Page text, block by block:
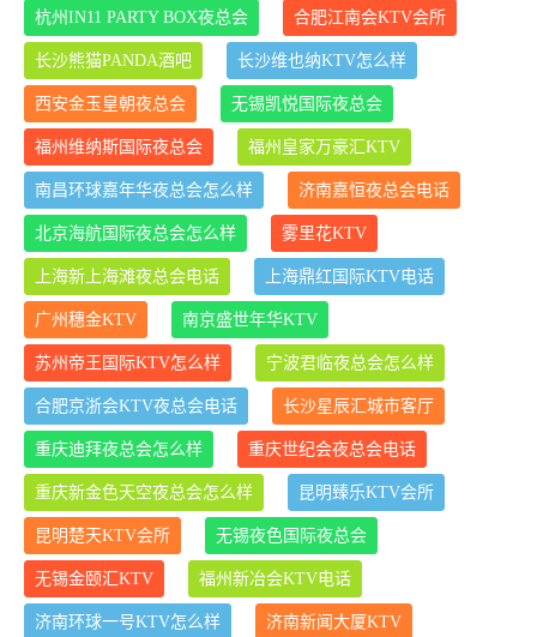
杭州IN11 PARTY BOX夜总会 合肥江南会KTV会所
长沙熊猫PANDA酒吧 长沙维也纳KTV怎么样
西安金玉皇朝夜总会 无锡凯悦国际夜总会
福州维纳斯国际夜总会 福州皇家万豪汇KTV
南昌环球嘉年华夜总会怎么样 济南嘉恒夜总会电话
北京海航国际夜总会怎么样 雾里花KTV
上海新上海滩夜总会电话 上海鼎红国际KTV电话
广州穗金KTV 南京盛世年华KTV
苏州帝王国际KTV怎么样 宁波君临夜总会怎么样
合肥京浙会KTV夜总会电话 长沙星辰汇城市客厅
重庆迪拜夜总会怎么样 重庆世纪会夜总会电话
重庆新金色天空夜总会怎么样 昆明臻乐KTV会所
昆明楚天KTV会所 无锡夜色国际夜总会
无锡金颐汇KTV 福州新冶会KTV电话
济南环球一号KTV怎么样 济南新闻大厦KTV